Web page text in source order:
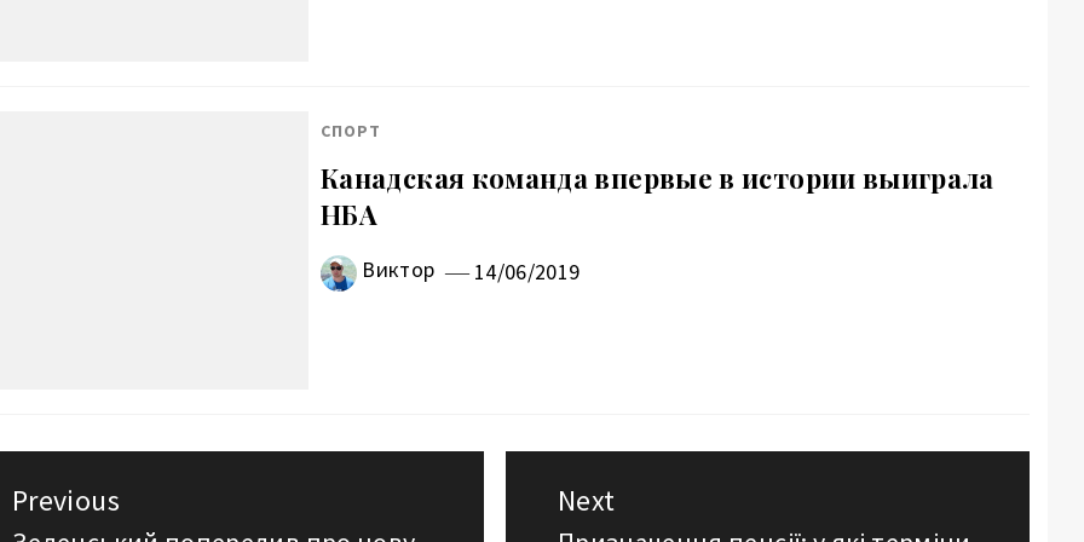
СПОРТ
Канадская команда впервые в истории выиграла
НБА
Виктор 14/06/2019
Previous
Next